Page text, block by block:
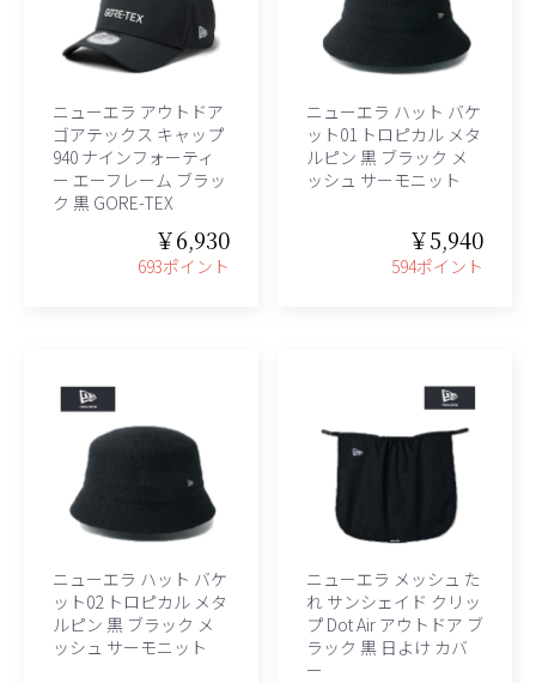
ニューエラ アウトドア
ゴアテックス キャップ
940 ナインフォーティ
ー エーフレーム ブラッ
ク 黒 GORE-TEX
￥6,930
693ポイント
ニューエラ ハット バケ
ット01 トロピカル メタ
ルピン 黒 ブラック メ
ッシュ サーモニット
￥5,940
594ポイント
ニューエラ ハット バケ
ット02 トロピカル メタ
ルピン 黒 ブラック メ
ッシュ サーモニット
ニューエラ メッシュ た
れ サンシェイド クリッ
プ Dot Air アウトドア ブ
ラック 黒 日よけ カバ
ー